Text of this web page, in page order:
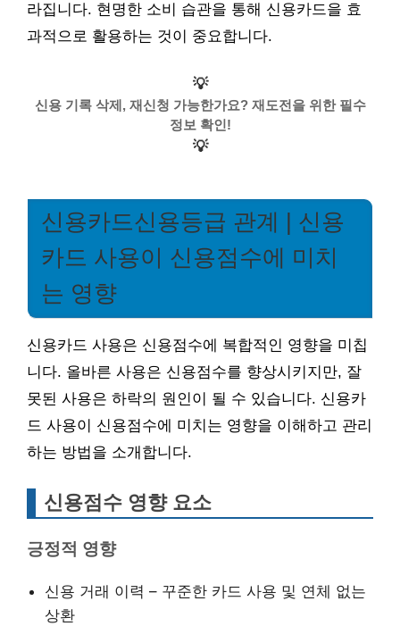
라집니다. 현명한 소비 습관을 통해 신용카드을 효
과적으로 활용하는 것이 중요합니다.
💡
신용 기록 삭제, 재신청 가능한가요? 재도전을 위한 필수
정보 확인!
💡
신용카드신용등급 관계 | 신용
카드 사용이 신용점수에 미치
는 영향
신용카드 사용은 신용점수에 복합적인 영향을 미칩
니다. 올바른 사용은 신용점수를 향상시키지만, 잘
못된 사용은 하락의 원인이 될 수 있습니다. 신용카
드 사용이 신용점수에 미치는 영향을 이해하고 관리
하는 방법을 소개합니다.
신용점수 영향 요소
긍정적 영향
신용 거래 이력 – 꾸준한 카드 사용 및 연체 없는
상환